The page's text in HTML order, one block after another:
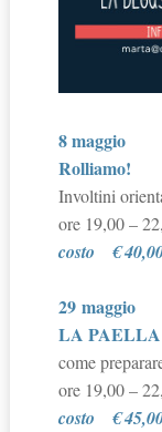
8 maggio
Rolliamo!
Involtini
ore 19,00 –
costo €
29 maggio
LA PAELLA
come
ore 19,00 –
costo €